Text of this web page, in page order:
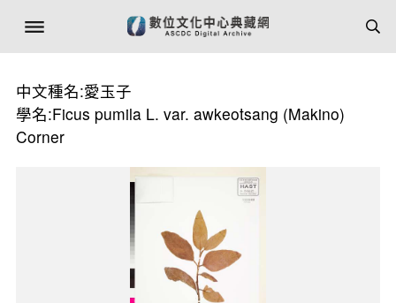
中文種名:愛玉子
學名:Ficus pumila L. var. awkeotsang (Makino)
Corner